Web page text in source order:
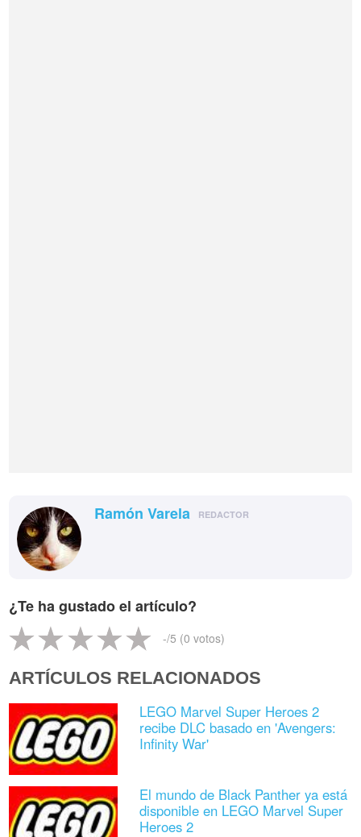
Ramón Varela REDACTOR
¿Te ha gustado el artículo?
-/5 (0 votos)
ARTÍCULOS RELACIONADOS
LEGO Marvel Super Heroes 2
recibe DLC basado en 'Avengers:
Infinity War'
El mundo de Black Panther ya está
disponible en LEGO Marvel Super
Heroes 2